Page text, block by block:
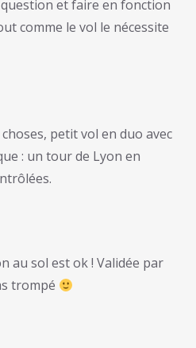
et faire en fonction
comme le vol le nécessite
petit vol en duo avec
: un tour de Lyon en
au sol est ok ! Validée par
trompé